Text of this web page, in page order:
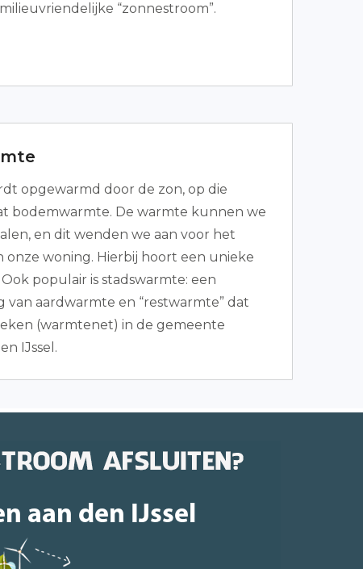
“zonnestroom”.
opgewarmd door de zon, op die
bodemwarmte. De warmte kunnen we
en dit wenden we aan voor het
onze woning. Hierbij hoort een unieke
populair is stadswarmte: een
van aardwarmte en “restwarmte” dat
(warmtenet) in de gemeente
IJssel.